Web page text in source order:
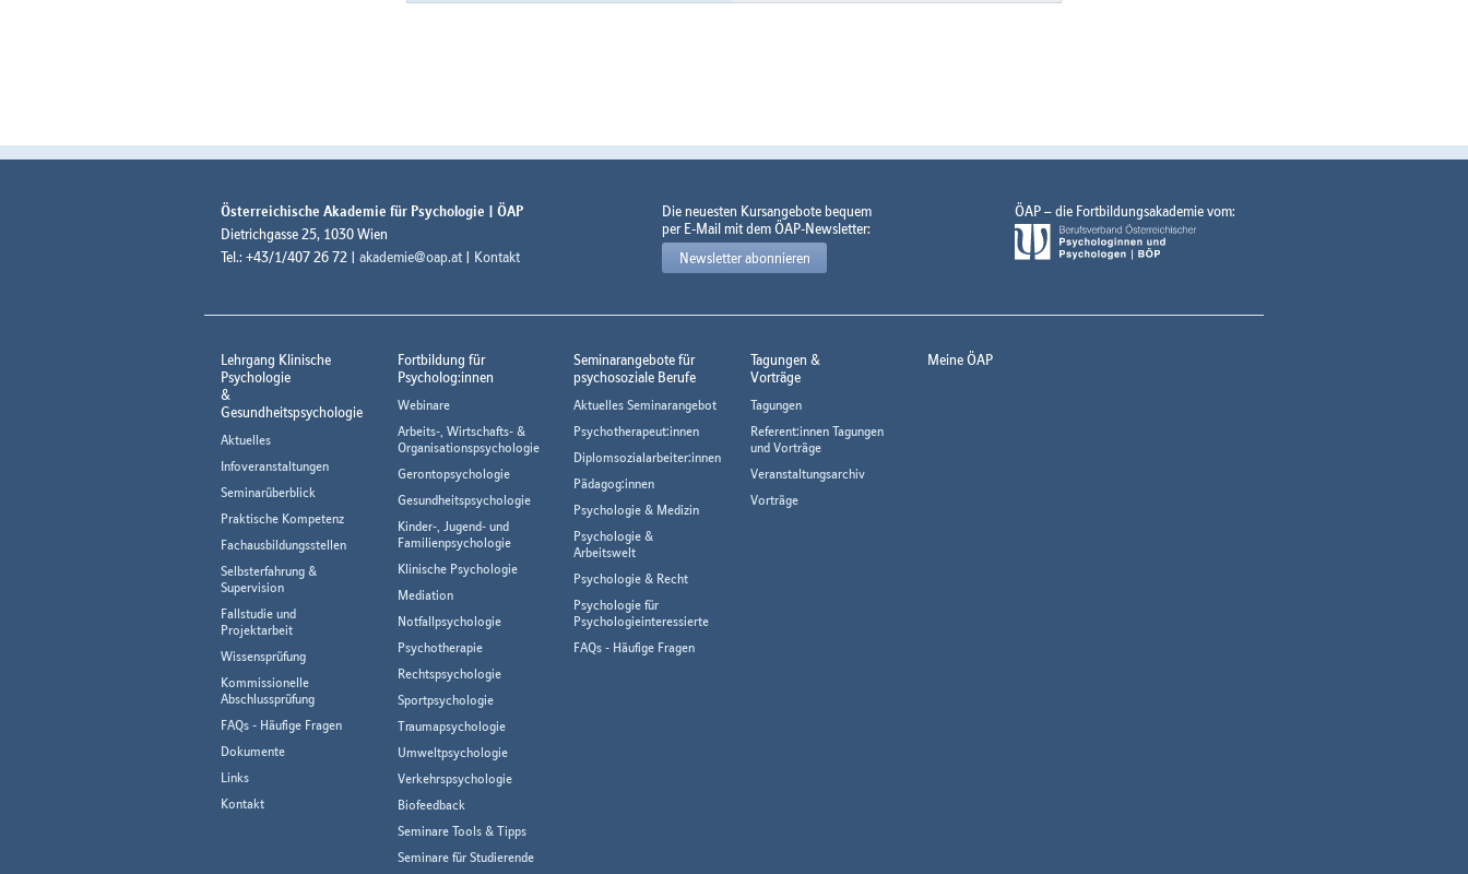
Österreichische Akademie für Psychologie | ÖAP
Dietrichgasse 25, 1030 Wien
Tel.: +43/1/407 26 72 | akademie@oap.at | Kontakt
Die neuesten Kursangebote bequem
per E-Mail mit dem ÖAP-Newsletter:
Newsletter abonnieren
ÖAP – die Fortbildungsakademie vom:
Lehrgang Klinische
Psychologie
&
Gesundheitspsychologie
Aktuelles
Infoveranstaltungen
Seminarüberblick
Praktische Kompetenz
Fachausbildungsstellen
Selbsterfahrung &
Supervision
Fallstudie und
Projektarbeit
Wissensprüfung
Kommissionelle
Abschlussprüfung
FAQs - Häufige Fragen
Dokumente
Links
Kontakt
Fortbildung für
Psycholog:innen
Webinare
Arbeits-, Wirtschafts- &
Organisationspsychologie
Gerontopsychologie
Gesundheitspsychologie
Kinder-, Jugend- und
Familienpsychologie
Klinische Psychologie
Mediation
Notfallpsychologie
Psychotherapie
Rechtspsychologie
Sportpsychologie
Traumapsychologie
Umweltpsychologie
Verkehrspsychologie
Biofeedback
Seminare Tools & Tipps
Seminare für Studierende
Seminarangebote für
psychosoziale Berufe
Aktuelles Seminarangebot
Psychotherapeut:innen
Diplomsozialarbeiter:innen
Pädagog:innen
Psychologie & Medizin
Psychologie &
Arbeitswelt
Psychologie & Recht
Psychologie für
Psychologieinteressierte
FAQs - Häufige Fragen
Tagungen &
Vorträge
Tagungen
Referent:innen Tagungen
und Vorträge
Veranstaltungsarchiv
Vorträge
Meine ÖAP